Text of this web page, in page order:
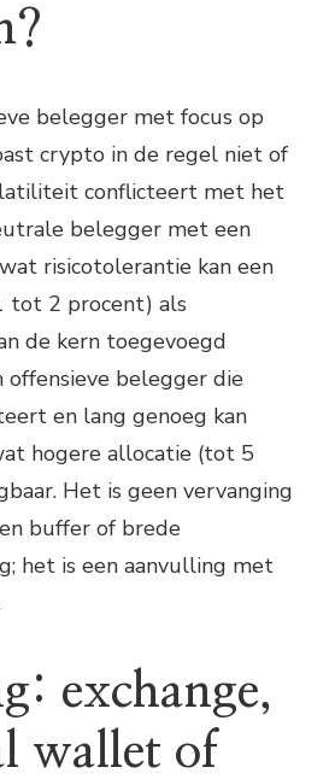
belegger met focus op
crypto in de regel niet of
conflicteert met het
belegger met een
risicotolerantie kan een
tot 2 procent) als
de kern toegevoegd
offensieve belegger die
en lang genoeg kan
hogere allocatie (tot 5
Het is geen vervanging
buffer of brede
het is een aanvulling met
exchange,
wallet of